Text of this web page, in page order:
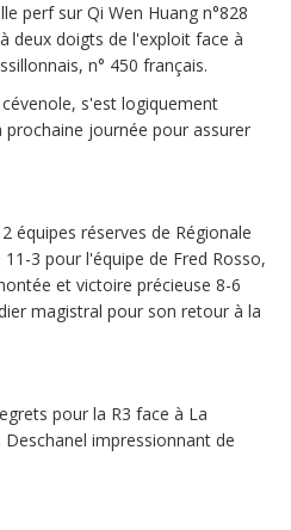
perf sur Qi Wen Huang n°828
deux doigts de l'exploit face à
n° 450 français.
s'est logiquement
journée pour assurer
équipes réserves de Régionale
3 pour l'équipe de Fred Rosso,
et victoire précieuse 8-6
magistral pour son retour à la
pour la R3 face à La
impressionnant de